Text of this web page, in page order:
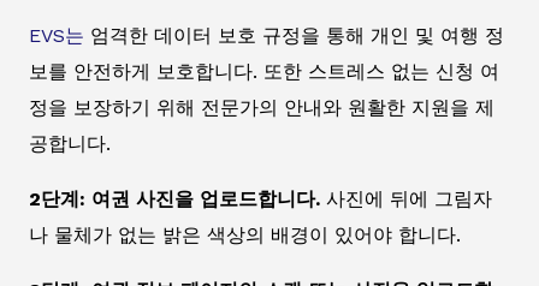
EVS는 엄격한 데이터 보호 규정을 통해 개인 및 여행 정
보를 안전하게 보호합니다. 또한 스트레스 없는 신청 여
정을 보장하기 위해 전문가의 안내와 원활한 지원을 제
공합니다.
2단계: 여권 사진을 업로드합니다. 사진에 뒤에 그림자
나 물체가 없는 밝은 색상의 배경이 있어야 합니다.